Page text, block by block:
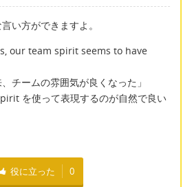
い方ができますよ。
our team spirit seems to have
チームの雰囲気が良くなった」
を使って表現するのが自然で良い
役に立った 0